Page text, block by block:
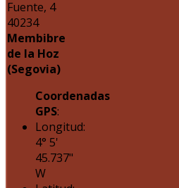
Fuente, 4
40234
Membibre
de la Hoz
(Segovia)
Coordenadas
GPS:
Longitud:
4° 5'
45.737"
W